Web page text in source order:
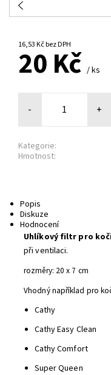
16,53 Kč bez DPH
20 Kč / ks
- +
Kategorie:
Hmotnost:
Popis
Diskuze
Hodnocení
Uhlíkový filtr pro
při ventilaci.
rozměry: 20 x 7 cm
Vhodný například pro
Cathy
Cathy Easy Clean
Cathy Comfort
Super Queen